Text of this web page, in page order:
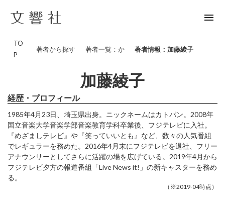
menu
TO
P
著者から探す 著者一覧：か 著者情報：加藤綾子
加藤綾子
経歴・プロフィール
1985年4月23日、埼玉県出身。ニックネームはカトパン。2008年
国立音楽大学音楽学部音楽教育学科卒業後、フジテレビに入社。
『めざましテレビ』や『笑っていいとも』など、数々の人気番組
でレギュラーを務めた。2016年4月末にフジテレビを退社、フリー
アナウンサーとしてさらに活躍の場を広げている。2019年4月から
フジテレビ夕方の報道番組「Live News it!」の新キャスターを務め
る。
（※2019-04時点）